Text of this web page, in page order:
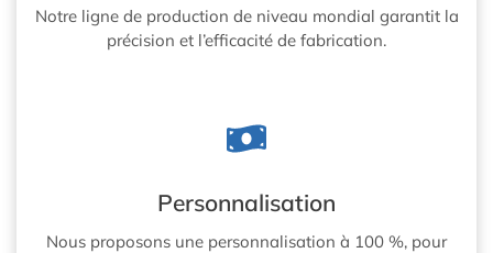
Notre ligne de production de niveau mondial garantit la
précision et l’efficacité de fabrication.
Personnalisation
Nous proposons une personnalisation à 100 %, pour